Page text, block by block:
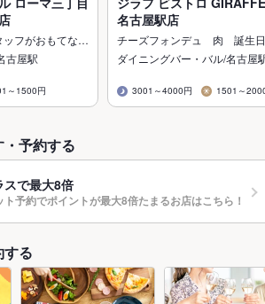
ッフがおもてな…
古屋駅
～1500円
名古屋駅店
チーズフォンデュ 肉 誕生
ダイニングバー・バル/名古屋
3001～4000円 1501～
予約する
スで最大8倍
予約でポイントが最大8倍たまるお店はこちら！
する